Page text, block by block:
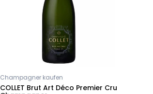
Champagner kaufen
COLLET Brut Art Déco Premier Cru